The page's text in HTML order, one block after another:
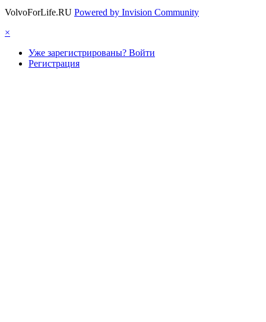
VolvoForLife.RU Powered by Invision Community
×
Уже зарегистрированы? Войти
Регистрация